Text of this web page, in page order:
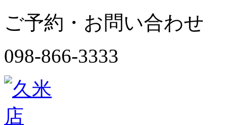
ご予約・お問い合わせ
098-866-3333